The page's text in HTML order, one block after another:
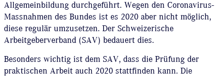
Allgemeinbildung durchgeführt. Wegen den Coronavirus-
Massnahmen des Bundes ist es 2020 aber nicht möglich,
diese regulär umzusetzen. Der Schweizerische
Arbeitgeberverband (SAV) bedauert dies.
Besonders wichtig ist dem SAV, dass die Prüfung der
praktischen Arbeit auch 2020 stattfinden kann. Die